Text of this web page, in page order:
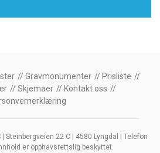
Gravmonumenter
Prisliste
Skjemaer
Kontakt oss
Steinbergveien 22 C | 4580 Lyngdal | Telefon
er opphavsrettslig beskyttet.